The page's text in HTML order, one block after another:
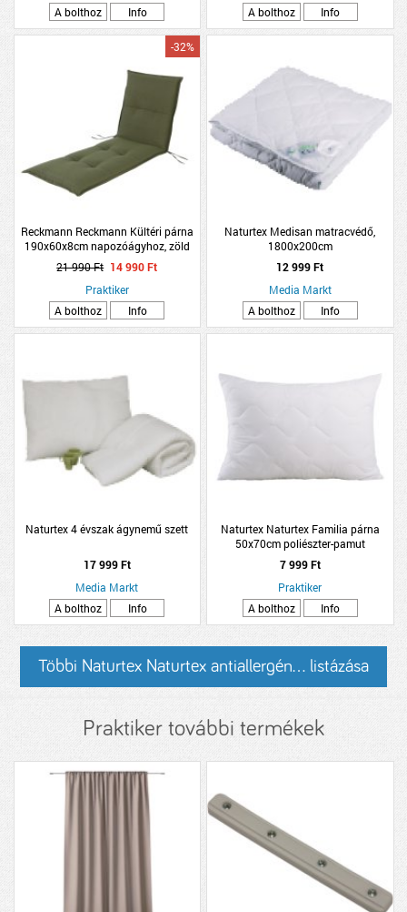
A bolthoz
Info A bolthoz Info
Reckmann Reckmann Kültéri párna
190x60x8cm napozóágyhoz, zöld
-32%
21 990 Ft 14 990 Ft
Praktiker
A bolthoz
Info
Naturtex Medisan matracvédő,
1800x200cm
12 999 Ft
Media Markt
A bolthoz
Info
Naturtex 4 évszak ágynemű szett
17 999 Ft
Media Markt
A bolthoz
Info
Naturtex Naturtex Familia párna
50x70cm poliészter-pamut
7 999 Ft
Praktiker
A bolthoz
Info
Többi Naturtex Naturtex antiallergén... listázása
Praktiker további termékek